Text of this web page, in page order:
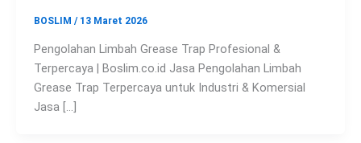
BOSLIM / 13 Maret 2026
Pengolahan Limbah Grease Trap Profesional &
Terpercaya | Boslim.co.id Jasa Pengolahan Limbah
Grease Trap Terpercaya untuk Industri & Komersial
Jasa […]